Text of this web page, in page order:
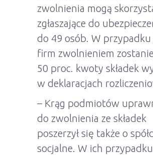
zwolnienia mogą
zgłaszające do
do 49 osób. W
firm zwolnieniem
50 proc. kwoty składek
w deklaracjach
– Krąg podmiotów
do zwolnienia ze składek
poszerzył się także o
socjalne. W ich